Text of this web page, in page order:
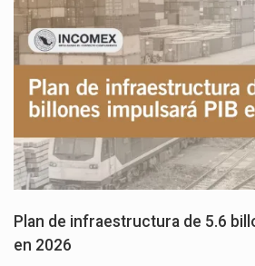
Plan de infraestructura de 5.6
en 2026